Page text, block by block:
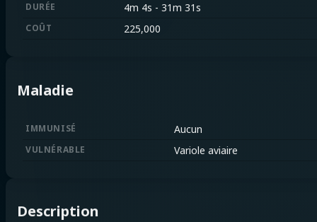
DURÉE 4m 4s - 31m 31s
COÛT 225,000
Maladie
IMMUNISÉ Aucun
VULNÉRABLE Variole aviaire
Description